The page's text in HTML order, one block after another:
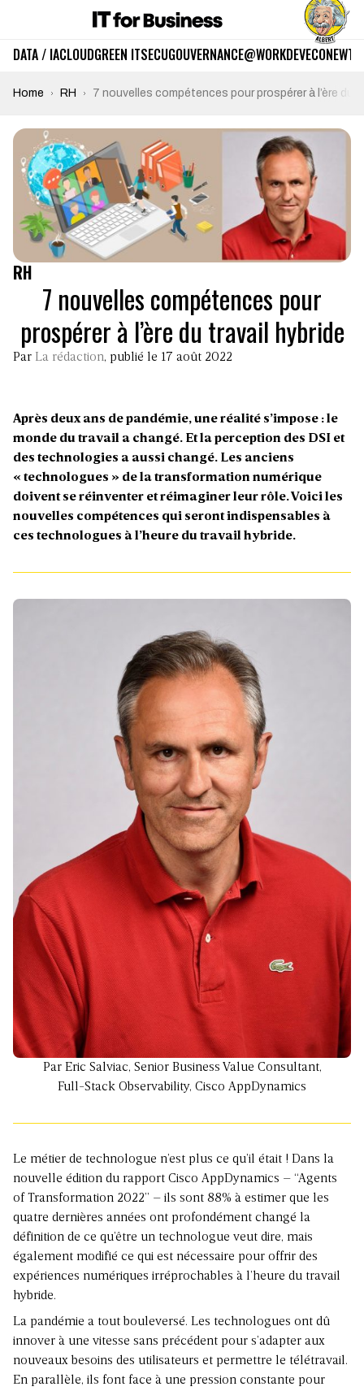
DATA / IACLOUDGREEN ITSECUGOUVERNANCE@WORKDEVECO
Home RH 7 nouvelles compétences pour prospérer à l’ère du
RH
7 nouvelles compétences pour
prospérer à l’ère du travail hybride
Par La rédaction, publié le 17 août 2022
Après deux ans de pandémie, une réalité s’impose : le
monde du travail a changé. Et la perception des DSI et
des technologies a aussi changé. Les anciens
« technologues » de la transformation numérique
doivent se réinventer et réimaginer leur rôle. Voici les
nouvelles compétences qui seront indispensables à
ces technologues à l’heure du travail hybride.
Par Eric Salviac, Senior Business Value Consultant,
Full-Stack Observability, Cisco AppDynamics
Le métier de technologue n’est plus ce qu’il était ! Dans la
nouvelle édition du rapport Cisco AppDynamics – “Agents
of Transformation 2022” – ils sont 88% à estimer que les
quatre dernières années ont profondément changé la
définition de ce qu’être un technologue veut dire, mais
également modifié ce qui est nécessaire pour offrir des
expériences numériques irréprochables à l’heure du travail
hybride.
La pandémie a tout bouleversé. Les technologues ont dû
innover à une vitesse sans précédent pour s’adapter aux
nouveaux besoins des utilisateurs et permettre le télétravail.
En parallèle, ils font face à une pression constante pour